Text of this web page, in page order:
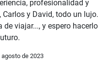
profesionalidad y
y David, todo un lujo.
viajar..., y espero hacerlo
agosto de 2023